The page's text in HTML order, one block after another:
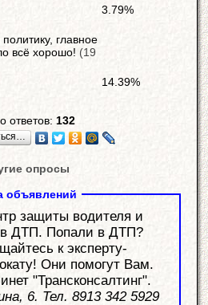
3.79%
главное
всё хорошо! (19
14.39%
ответов: 132
опросы
объявлений
защиты водителя и
ДТП. Попали в ДТП?
к эксперту-
Они помогут Вам.
"Трансконсалтинг".
6. Тел. 8913 342 5929